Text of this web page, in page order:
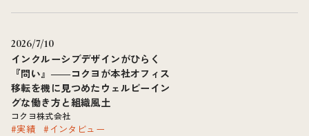
インクルーシブデザインがひらく
『問い』――コクヨが本社オフィス
移転を機に見つめたウェルビーイン
グな働き方と組織風土
2026/7/10
コクヨ株式会社
#実績 #インタビュー